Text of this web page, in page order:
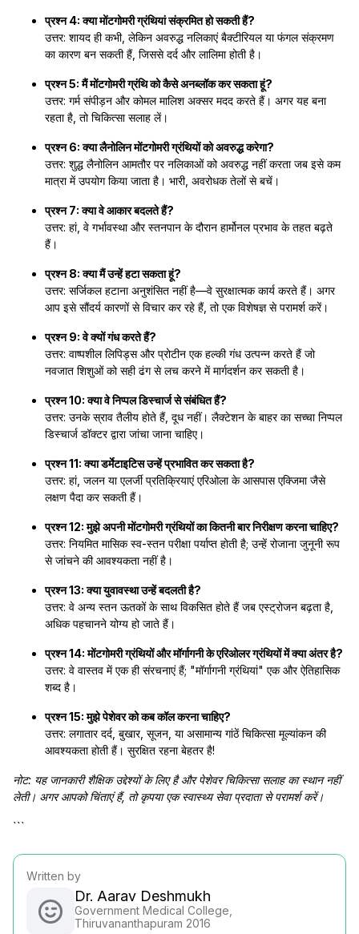
प्रश्न 4: क्या मोंटगोमरी ग्रंथियां संक्रमित हो सकती हैं?
उत्तर: शायद ही कभी, लेकिन अवरुद्ध नलिकाएं बैक्टीरियल या फंगल संक्रमण
का कारण बन सकती हैं, जिससे दर्द और लालिमा होती है।
प्रश्न 5: मैं मोंटगोमरी ग्रंथि को कैसे अनब्लॉक कर सकता हूं?
उत्तर: गर्म संपीड़न और कोमल मालिश अक्सर मदद करते हैं। अगर यह बना
रहता है, तो चिकित्सा सलाह लें।
प्रश्न 6: क्या लैनोलिन मोंटगोमरी ग्रंथियों को अवरुद्ध करेगा?
उत्तर: शुद्ध लैनोलिन आमतौर पर नलिकाओं को अवरुद्ध नहीं करता जब इसे कम
मात्रा में उपयोग किया जाता है। भारी, अवरोधक तेलों से बचें।
प्रश्न 7: क्या वे आकार बदलते हैं?
उत्तर: हां, वे गर्भावस्था और स्तनपान के दौरान हार्मोनल प्रभाव के तहत बढ़ते
हैं।
प्रश्न 8: क्या मैं उन्हें हटा सकता हूं?
उत्तर: सर्जिकल हटाना अनुशंसित नहीं है—वे सुरक्षात्मक कार्य करते हैं। अगर
आप इसे सौंदर्य कारणों से विचार कर रहे हैं, तो एक विशेषज्ञ से परामर्श करें।
प्रश्न 9: वे क्यों गंध करते हैं?
उत्तर: वाष्पशील लिपिड्स और प्रोटीन एक हल्की गंध उत्पन्न करते हैं जो
नवजात शिशुओं को सही ढंग से लच करने में मार्गदर्शन कर सकती है।
प्रश्न 10: क्या वे निप्पल डिस्चार्ज से संबंधित हैं?
उत्तर: उनके स्राव तैलीय होते हैं, दूध नहीं। लैक्टेशन के बाहर का सच्चा निप्पल
डिस्चार्ज डॉक्टर द्वारा जांचा जाना चाहिए।
प्रश्न 11: क्या डर्मेटाइटिस उन्हें प्रभावित कर सकता है?
उत्तर: हां, जलन या एलर्जी प्रतिक्रियाएं एरिओला के आसपास एक्जिमा जैसे
लक्षण पैदा कर सकती हैं।
प्रश्न 12: मुझे अपनी मोंटगोमरी ग्रंथियों का कितनी बार निरीक्षण करना चाहिए?
उत्तर: नियमित मासिक स्व-स्तन परीक्षा पर्याप्त होती है; उन्हें रोजाना जुनूनी रूप
से जांचने की आवश्यकता नहीं है।
प्रश्न 13: क्या युवावस्था उन्हें बदलती है?
उत्तर: वे अन्य स्तन ऊतकों के साथ विकसित होते हैं जब एस्ट्रोजन बढ़ता है,
अधिक पहचानने योग्य हो जाते हैं।
प्रश्न 14: मोंटगोमरी ग्रंथियों और मॉर्गागनी के एरिओलर ग्रंथियों में क्या अंतर है?
उत्तर: वे वास्तव में एक ही संरचनाएं हैं; "मॉर्गागनी ग्रंथियां" एक और ऐतिहासिक
शब्द है।
प्रश्न 15: मुझे पेशेवर को कब कॉल करना चाहिए?
उत्तर: लगातार दर्द, बुखार, सूजन, या असामान्य गांठें चिकित्सा मूल्यांकन की
आवश्यकता होती हैं। सुरक्षित रहना बेहतर है!
नोट: यह जानकारी शैक्षिक उद्देश्यों के लिए है और पेशेवर चिकित्सा सलाह का स्थान नहीं
लेती। अगर आपको चिंताएं हैं, तो कृपया एक स्वास्थ्य सेवा प्रदाता से परामर्श करें।
```
Written by
Dr. Aarav Deshmukh
Government Medical College,
Thiruvananthapuram 2016